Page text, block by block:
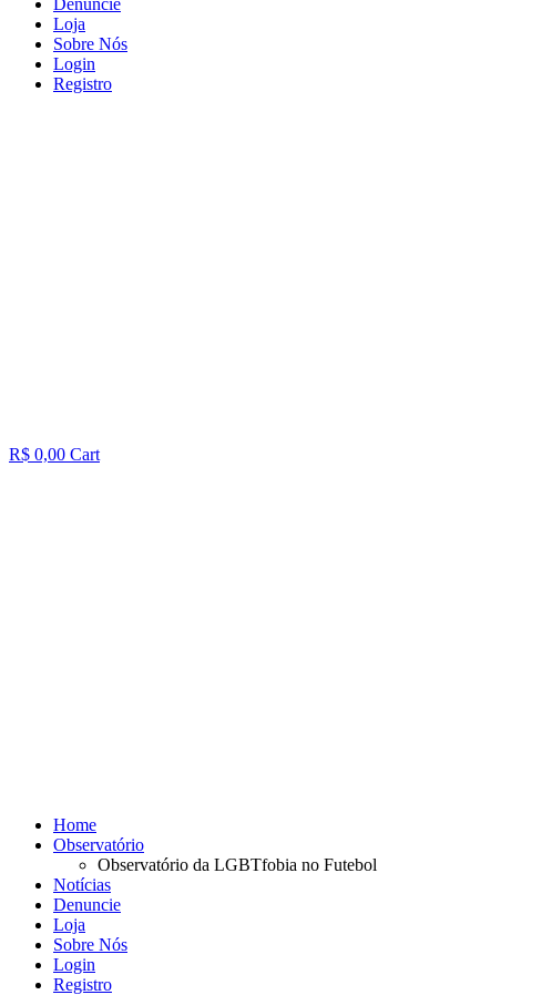
Denuncie
Loja
Sobre Nós
Login
Registro
R$ 0,00 Cart
Home
Observatório
Observatório da LGBTfobia no Futebol
Notícias
Denuncie
Loja
Sobre Nós
Login
Registro